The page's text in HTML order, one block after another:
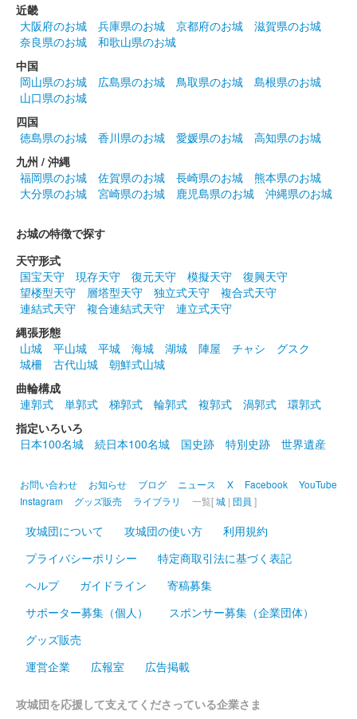
沼田城跡 御城印 城の日
沼田城跡 御城印
販売終了
沼田城跡 御城印 昭和百年 四月版
販売終了
沼田城址 御城印 春分の日
販売終了
沼田城跡 御城印
販売終了
販売終了
沼田城跡 御城印 昭和百年 三月版
販売終了
沼田城址 御城印
近畿
大阪府のお城
兵庫県のお城 京都府のお城
滋賀県のお城
奈良県のお城
和歌山県のお城
中国
岡山県のお城
広島県のお城 鳥取県のお城
島根県のお城
山口県のお城
四国
徳島県のお城
香川県のお城 愛媛県のお城
高知県のお城
九州 / 沖縄
福岡県のお城
佐賀県のお城 長崎県のお城
熊本県のお城
大分県のお城
宮崎県のお城 鹿児島県のお城 沖縄県のお城
お城の特徴で探す
天守形式
国宝天守
現存天守 復元天守 模擬天守
復興天守
望楼型天守
層塔型天守 独立式天守
複合式天守
連結式天守
複合連結式天守
連立式天守
縄張形態
山城
平山城 平城 海城 湖城 陣屋 チャシ
グスク
城柵
古代山城
朝鮮式山城
曲輪構成
連郭式
単郭式 梯郭式 輪郭式 複郭式 渦郭式
環郭式
指定いろいろ
日本100名城
続日本100名城 国史跡 特別史跡 世界遺産
お問い合わせ お知らせ ブログ ニュース X Facebook
YouTube
Instagram
グッズ販売 ライブラリ 一覧[城 | 団員 ]
攻城団について 攻城団の使い方
利用規約
プライバシーポリシー
特定商取引法に基づく表記
ヘルプ
ガイドライン
寄稿募集
サポーター募集（個人）
スポンサー募集（企業団体）
グッズ販売
運営企業
広報室 広告掲載
攻城団を応援して支えてくださっている企業さま